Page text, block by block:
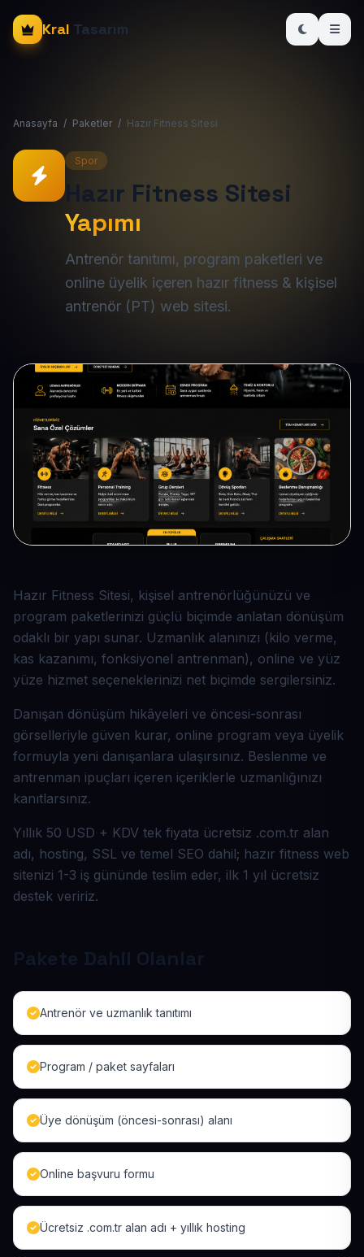
Kral Tasarım
Anasayfa / Paketler / Hazır Fitness Sitesi
Spor
Hazır Fitness Sitesi
Yapımı
Antrenör tanıtımı, program paketleri ve
online üyelik içeren hazır fitness & kişisel
antrenör (PT) web sitesi.
Hazır Fitness Sitesi, kişisel antrenörlüğünüzü ve
program paketlerinizi güçlü biçimde anlatan dönüşüm
odaklı bir yapı sunar. Uzmanlık alanınızı (kilo verme,
kas kazanımı, fonksiyonel antrenman), online ve yüz
yüze hizmet seçeneklerinizi net biçimde sergilersiniz.
Danışan dönüşüm hikâyeleri ve öncesi-sonrası
görselleriyle güven kurar, online program veya üyelik
formuyla yeni danışanlara ulaşırsınız. Beslenme ve
antrenman ipuçları içeren içeriklerle uzmanlığınızı
kanıtlarsınız.
Yıllık 50 USD + KDV tek fiyata ücretsiz .com.tr alan
adı, hosting, SSL ve temel SEO dahil; hazır fitness web
sitenizi 1-3 iş gününde teslim eder, ilk 1 yıl ücretsiz
destek veririz.
Pakete Dahil Olanlar
Antrenör ve uzmanlık tanıtımı
Program / paket sayfaları
Üye dönüşüm (öncesi-sonrası) alanı
Online başvuru formu
Ücretsiz .com.tr alan adı + yıllık hosting